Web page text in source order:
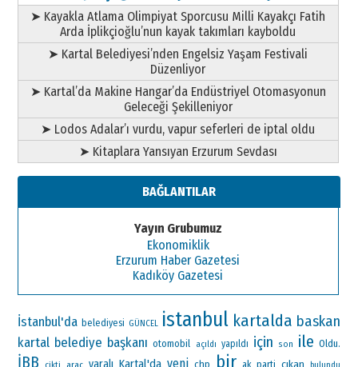
➤ Kayakla Atlama Olimpiyat Sporcusu Milli Kayakçı Fatih
Arda İplikçioğlu’nun kayak takımları kayboldu
➤ Kartal Belediyesi’nden Engelsiz Yaşam Festivali
Düzenliyor
➤ Kartal’da Makine Hangar’da Endüstriyel Otomasyonun
Geleceği Şekilleniyor
➤ Lodos Adalar’ı vurdu, vapur seferleri de iptal oldu
➤ Kitaplara Yansıyan Erzurum Sevdası
BAĞLANTILAR
Yayın Grubumuz
Ekonomiklik
Erzurum Haber Gazetesi
Kadıköy Gazetesi
İstanbul'da belediyesi GÜNCEL istanbul kartalda baskan
kartal belediye başkanı otomobil açıldı yapıldı için son ile Oldu.
İBB cikti araç yaralı Kartal'da yeni chp bir ak parti çıkan bulundu